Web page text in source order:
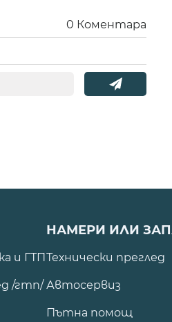
0 Коментара
и ГТП
/гтп/
НАМЕРИ ИЛИ
Технически преглед
Автосервиз
Пътна помощ